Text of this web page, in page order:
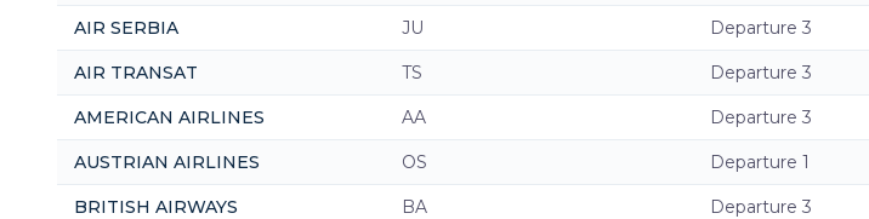
AIR SERBIA JU Departure 3
AIR TRANSAT TS Departure 3
AMERICAN AIRLINES AA Departure 3
AUSTRIAN AIRLINES OS Departure 1
BRITISH AIRWAYS BA Departure 3